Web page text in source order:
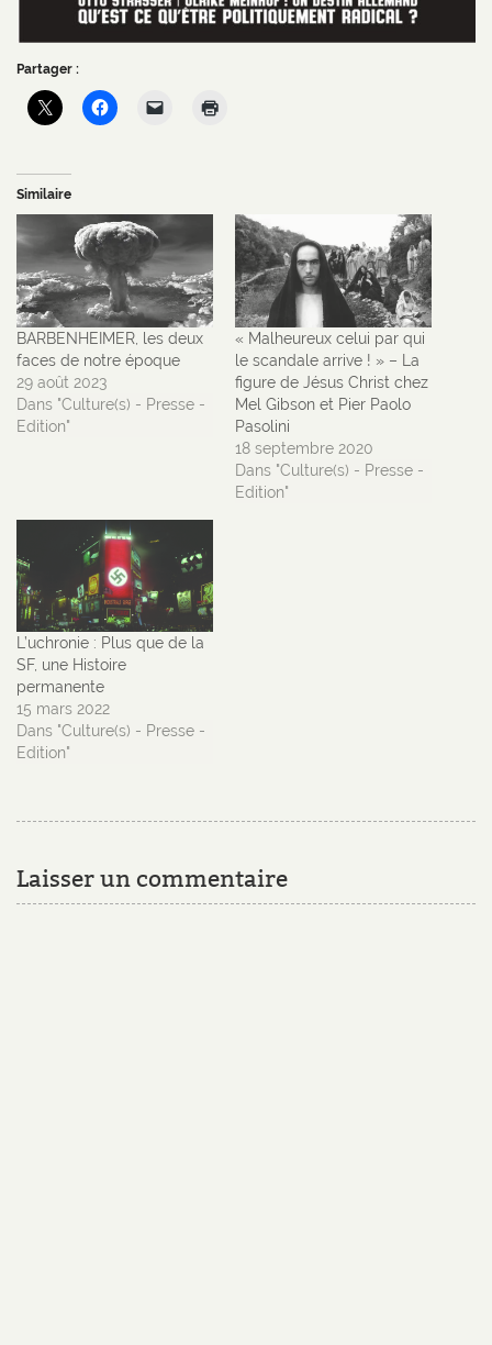
Partager :
Similaire
BARBENHEIMER, les deux
faces de notre époque
29 août 2023
Dans "Culture(s) - Presse -
Edition"
« Malheureux celui par qui
le scandale arrive ! » – La
figure de Jésus Christ chez
Mel Gibson et Pier Paolo
Pasolini
18 septembre 2020
Dans "Culture(s) - Presse -
Edition"
L’uchronie : Plus que de la
SF, une Histoire
permanente
15 mars 2022
Dans "Culture(s) - Presse -
Edition"
Laisser un commentaire